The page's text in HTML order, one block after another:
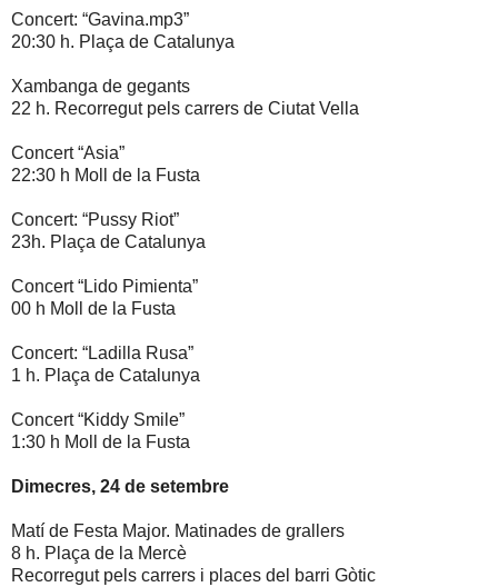
Concert: “Gavina.mp3”
20:30 h. Plaça de Catalunya
Xambanga de gegants
22 h. Recorregut pels carrers de Ciutat Vella
Concert “Asia”
22:30 h Moll de la Fusta
Concert: “Pussy Riot”
23h. Plaça de Catalunya
Concert “Lido Pimienta”
00 h Moll de la Fusta
Concert: “Ladilla Rusa”
1 h. Plaça de Catalunya
Concert “Kiddy Smile”
1:30 h Moll de la Fusta
Dimecres, 24 de setembre
Matí de Festa Major. Matinades de grallers
8 h. Plaça de la Mercè
Recorregut pels carrers i places del barri Gòtic